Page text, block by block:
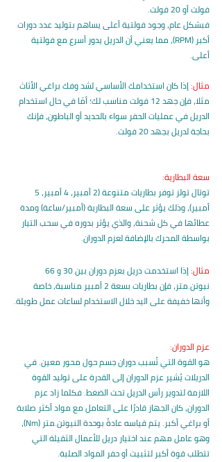
فولت أو 20 فولت.
فبشكل عام، وجود فولتية أعلى يساهم بتوليد عدد دورات
أكبر (RPM)، مما يعني أن الدريل يدور أسرع مع فولتية
أعلى.
مثال: إذا كان استخدامك الأساسي لشد وفك براغي الأثاث
مثلا، فإن جهد 12 فولت مناسب لك؛ أمّا في حال استخدام
الدريل في عمليات الحفر سواء بالحديد أو الباطون، فإنك
بحاجة لدريل بجهد 20 فولت.
سعة البطارية:
أمبير)، وذلك يؤثر على سعة البطارية (أمبير/ساعة) ومدة
عطائها في كل شحنة، والذي يؤثر بدوره في سحب التيار
بواسطة المحرك بالإضافة لعزم الدوران.
مثال:
نيوتن.متر، فإن بطاريات بسعة 2 أمبير مناسبة، خاصة
وأنها خفيفة على اليد خلال الاستخدام لساعات عمل طويلة.
عزم الدوران:
هو القوة التي تُسبب دوران جسم حول محور معين. في
الدريلات يُشير عزم الدوران إلى القدرة على توليد القوة
اللازمة لتدوير رأس الدريل تحت الضغط. فكلما زاد عزم
الدوران، كان الجهاز قادرًا على التعامل مع مواد أكثر صلابة
أو براغي أكبر. يتم قياسه عادةً بوحدة النيوتن.متر (Nm)،
وهو عامل مهم عند اختيار دريل للأعمال الثقيلة التي
تتطلب قوة أكبر لتثبيت أو حفر المواد الصلبة.